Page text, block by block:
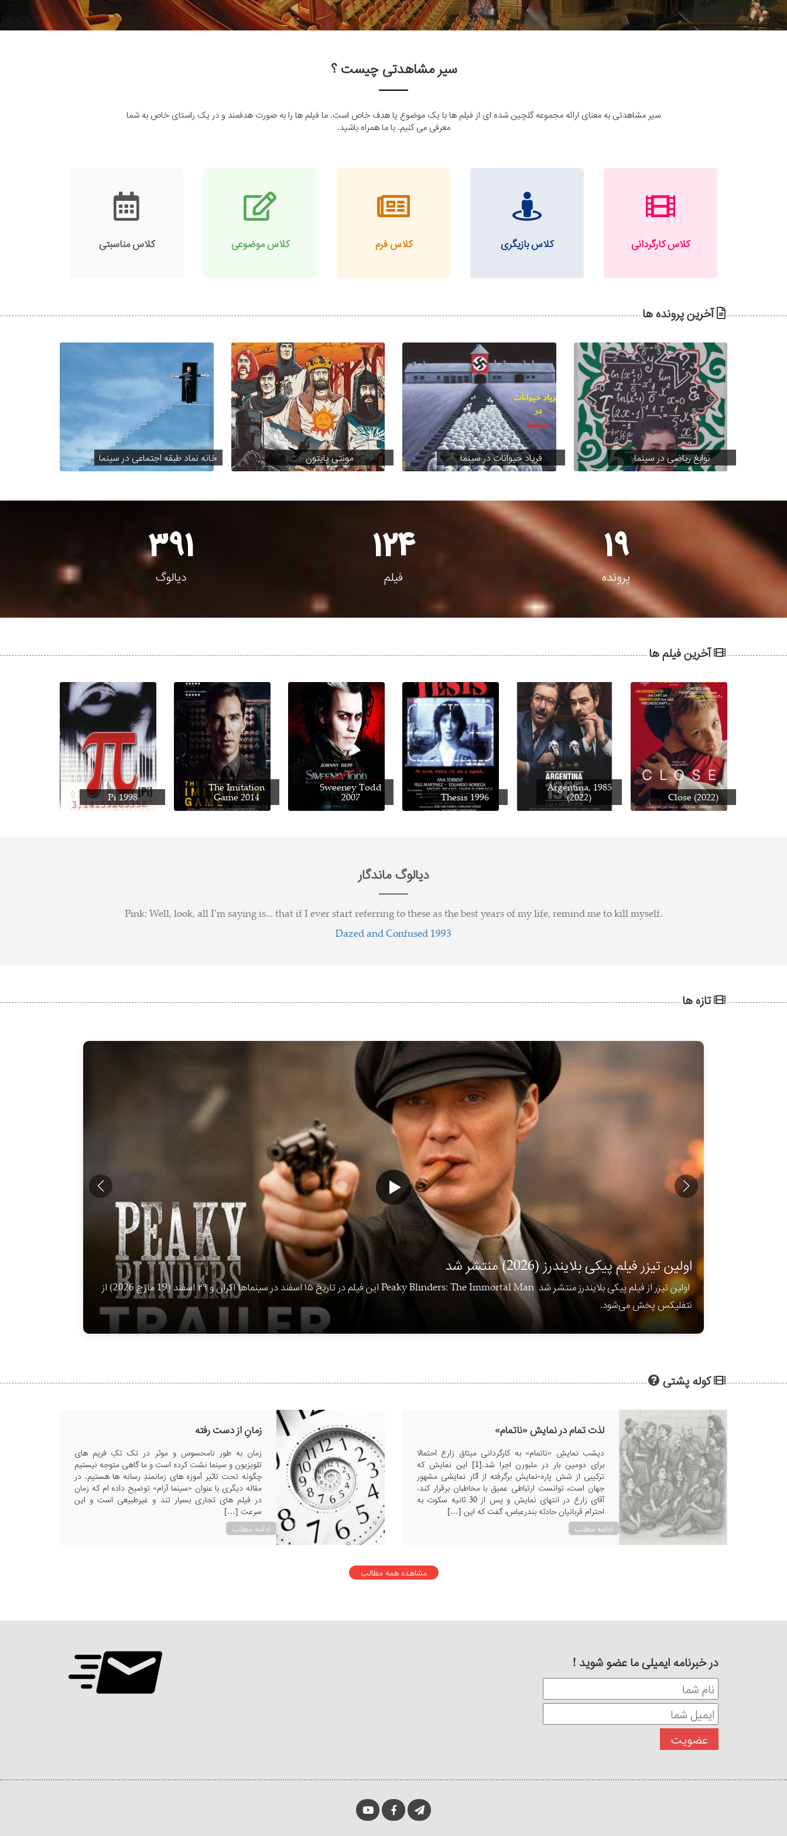
سیر مشاهدتی چیست ؟
سیر مشاهدتی به معنای ارائه مجموعه گلچین شده ای از فیلم ها با یک موضوع یا هدف خاص است. ما فیلم ها را به صورت هدفمند و در یک راستای خاص به شما
معرفی می کنیم. با ما همراه باشید.
کلاس کارگردانی کلاس بازیگری کلاس فرم کلاس موضوعی کلاس مناسبتی
آخرین پرونده ها
نوابغ ریاضی در سینما فریاد حیوانات در سینما مونتی پایتون خانه نماد طبقه اجتماعی در سینما
19
پرونده
124
فیلم
391
دیالوگ
آخرین فیلم ها
Close (2022)
Argentina, 1985
(2022)
Thesis 1996
Sweeney Todd
2007
The Imitation
Game 2014
Pi 1998
دیالوگ ماندگار
Pink: Well, look, all I'm saying is... that if I ever start referring to these as the best years of my life, remind me to kill myself.
Dazed and Confused 1993
تازه ها
اولین تیزر فیلم پیکی بلایندرز (2026) منتشر شد
اولین تیزر از فیلم پیکی بلایندرز منتشر شد Peaky Blinders: The Immortal Man این فیلم در تاریخ ۱۵ اسفند در سینماها اکران و ۲۹ اسفند (19 مارچ 2026) از
نتفلیکس پخش می‌شود.
انیمیشن جدید دیزنی با عنوان Hexed برای اکران در پاییز ۲۰۲۶
پوستر انیمیشن جدید دیزنی با عنوان Hexed برای اکران در پاییز ۲۰۲۶ رونمایی شد.
فیلم لایو اکشن لیلو و استیچ (Lilo & Stich) از مرز 1 میلیارد دلار فروش جهانی عبور کرد
در حالی که ابتدا قرار بود فیلم لایو اکشن لیلو و استیچ (Lilo & Stich) تنها در شبکه دیزنی پلاس منتشر شود، این فیلم سه ماه قبل در سینماهای جهان اکران شد و
به راحتی از مرز 1 میلیارد دلار فروش جهانی عبور کرد. کریس سندرز خالق شخصیت استیچ ا
... مشاهده بیشتر
Lilo & Stitch (2025)
پوستر کاراکترهای فصل دوم سریال «نسل وی» (2026)
پوستر کاراکترهای فصل دوم سریال جن وی Gen V
کوله پشتی
لذت تمام در نمایش «ناتمام»
دیشب نمایشِ «ناتمام» به کارگردانی میثاق زارع احتمالا
برای دومین بار در ملبورن اجرا شد.[1] این نمایش که
ترکیبی از شش پاره‌-نمایش برگرفته از آثار نمایشی مشهور
جهان است، توانست ارتباطی عمیق با مخاطبان برقرار کند.
آقای زارع در انتهای نمایش و پس از 30 ثانیه سکوت به
احترام قربانیان حادثه بندرعباس، گفت که این […]
ادامه مطلب
زمانِ از دست رفته
زمان به طور نامحسوس و موثر در تک تکِ فریم های
تلویزیون و سینما نشت کرده است و ما گاهی متوجه نیستیم
چگونه تحت تاثیر آموزه های زمانمندِ رسانه ها هستیم. در
مقاله دیگری با عنوان «سینما آرام» توضیح داده ام که زمان
در فیلم های تجاری بسیار تند و غیرطبیعی است و این
سرعت […]
ادامه مطلب
مشاهده همه مطالب
در خبرنامه ایمیلی ما عضو شوید !